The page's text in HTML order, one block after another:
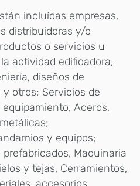
incluídas empresas,
distribuidoras y/o
o servicios u
actividad edificadora,
diseños de
otros; Servicios de
Aceros,
y equipos;
Maquinaria
y tejas, Cerramientos,